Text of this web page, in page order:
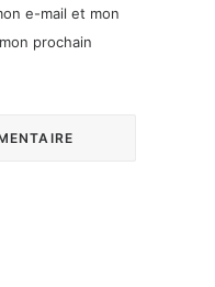
e-mail et mon
prochain